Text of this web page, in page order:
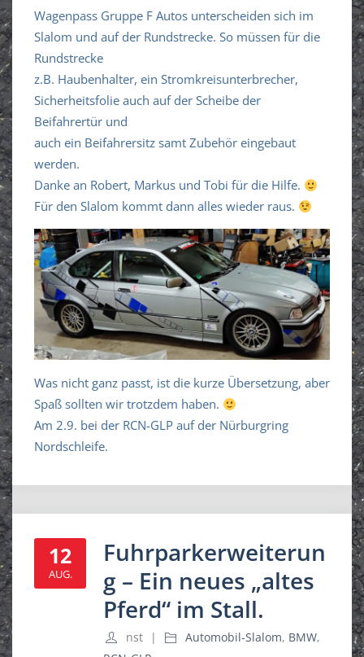
Wagenpass Gruppe F Autos unterscheiden sich im
Slalom und auf der Rundstrecke. So müssen für die
Rundstrecke
z.B. Haubenhalter, ein Stromkreisunterbrecher,
Sicherheitsfolie auch auf der Scheibe der
Beifahrertür und
auch ein Beifahrersitz samt Zubehör eingebaut
werden.
Danke an Robert, Markus und Tobi für die Hilfe.
Für den Slalom kommt dann alles wieder raus.
Was nicht ganz passt, ist die kurze Übersetzung, aber
Spaß sollten wir trotzdem haben.
Am 2.9. bei der RCN-GLP auf der Nürburgring
Nordschleife.
12
AUG.
Fuhrparkerweiterun
g – Ein neues „altes
Pferd“ im Stall.
nst Automobil-Slalom, BMW,